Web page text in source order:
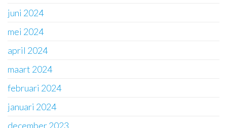
juni 2024
mei 2024
april 2024
maart 2024
februari 2024
januari 2024
december 2023